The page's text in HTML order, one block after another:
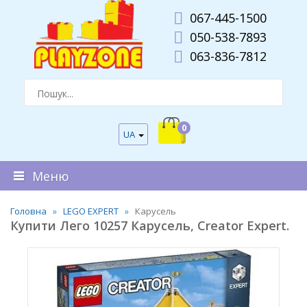
067-445-1500
050-538-7893
063-836-7812
UA
0
Меню
Головна LEGO EXPERT Карусель
Купити Лего 10257 Карусель, Creator Expert.